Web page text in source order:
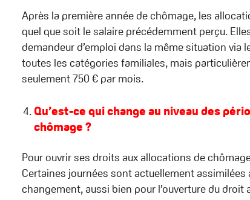
Après la première année de chômage, les
quel que soit le salaire précédemment perçu.
demandeur d’emploi dans la même situation
toutes les catégories familiales, mais
seulement 750 € par mois.
Qu’est-ce qui change au niveau des
chômage ?
Pour ouvrir ses droits aux allocations de
Certaines journées sont actuellement
changement, aussi bien pour l’ouverture du